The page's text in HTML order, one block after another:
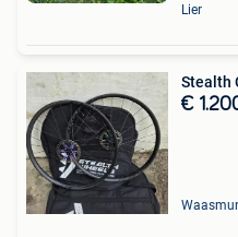
Lier
Stealth
€